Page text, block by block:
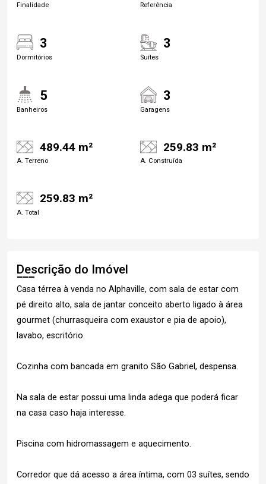
Finalidade Referência
3
Dormitórios
3
Suítes
5
Banheiros
3
Garagens
489.44 m²
A. Terreno
259.83 m²
A. Construída
259.83 m²
A. Total
Descrição do Imóvel
Casa térrea à venda no Alphaville, com sala de estar com
pé direito alto, sala de jantar conceito aberto ligado à área
gourmet (churrasqueira com exaustor e pia de apoio),
lavabo, escritório.
Cozinha com bancada em granito São Gabriel, despensa.
Na sala de estar possui uma linda adega que poderá ficar
na casa caso haja interesse.
Piscina com hidromassagem e aquecimento.
Corredor que dá acesso a área íntima, com 03 suítes, sendo